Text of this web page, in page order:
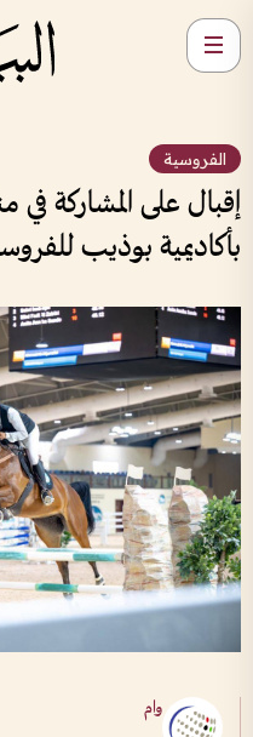
الفروسية
إقبال على المشاركة
بأكاديمية بوذيب
وام